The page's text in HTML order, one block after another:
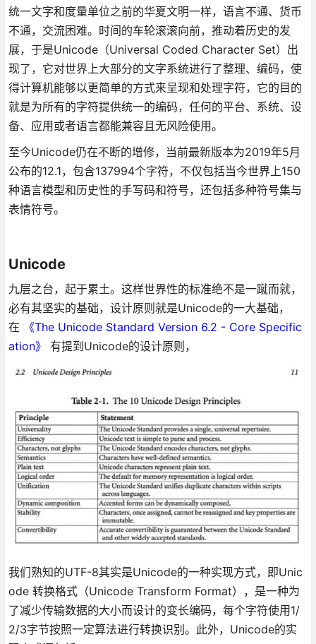
统一文字和度量单位之前的华夏文明一样，语言不通、货币
不通，交流困难。时间的车轮滚滚向前，推动着历史的发
展，于是Unicode（Universal Coded Character Set）出
现了，它对世界上大部分的文字系统进行了整理、编码，使
得计算机能够以更简单的方式来呈现和处理字符，它的目的
就是为所有的字符提供统一的编码，任何的平台、系统、设
备、应用或者语言都能兼容且无风险使用。
至今Unicode仍在不断的增修，当前最新版本为2019年5月
公布的12.1，包含137994个字符，不仅包括当今世界上150
种语言模型和历史性的手写码和符号，还包括多种符号集与
表情符号。
Unicode
九层之台，起于累土。这样世界性的标准绝不是一蹴而就，
必有其坚实的基础，设计原则就是Unicode的一大基础，
在
《The Unicode Standard Version 6.2 - Core Specific
ation》
有提到Unicode的设计原则，
我们熟知的UTF-8其实是Unicode的一种实现方式，即Unic
ode 转换格式（Unicode Transform Format），是一种为
了减少传输数据的大小而设计的变长编码，每个字符使用1/
2/3字节按照一定算法进行转换识别。此外，Unicode的实